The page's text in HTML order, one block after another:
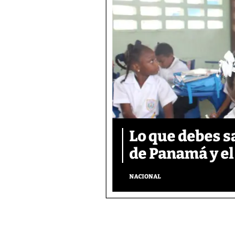
Lo que debes
de Panamá y
NACIONAL